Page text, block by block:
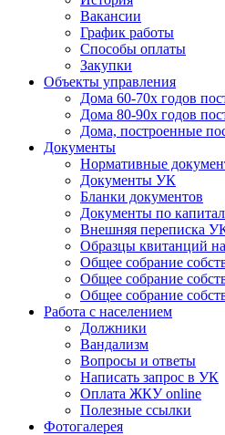
Вакансии
График работы
Способы оплаты
Закупки
Объекты управления
Дома 60-70х годов
Дома 80-90х годов
Дома, построенные
Документы
Нормативные
Документы УК
Бланки документов
Документы по
Внешняя переписка
Образцы квитанций
Общее собрание
Общее собрание
Общее собрание
Работа с населением
Должники
Вандализм
Вопросы и ответы
Написать запрос в УК
Оплата ЖКУ online
Полезные ссылки
Фотогалерея